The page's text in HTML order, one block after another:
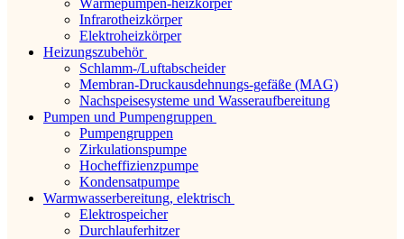
Wärmepumpen-heizkörper
Infrarotheizkörper
Elektroheizkörper
Heizungszubehör
Schlamm-/Luftabscheider
Membran-Druckausdehnungs-gefäße (MAG)
Nachspeisesysteme und Wasseraufbereitung
Pumpen und Pumpengruppen
Pumpengruppen
Zirkulationspumpe
Hocheffizienzpumpe
Kondensatpumpe
Warmwasserbereitung, elektrisch
Elektrospeicher
Durchlauferhitzer